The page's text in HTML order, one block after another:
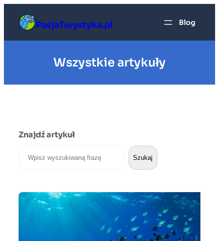
PasjaTurystyka.pl Blog
Wszystkie artykuły
Znajdź artykuł
Szukaj